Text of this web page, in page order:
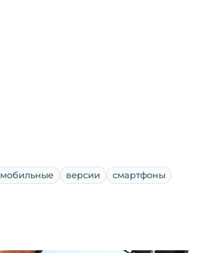
мобильные версии смартфоны